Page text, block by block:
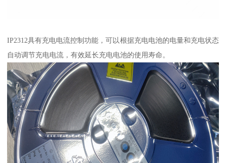
IP2312具有充电电流控制功能，可以根据充电电池的电量和充电状态
自动调节充电电流，有效延长充电电池的使用寿命。